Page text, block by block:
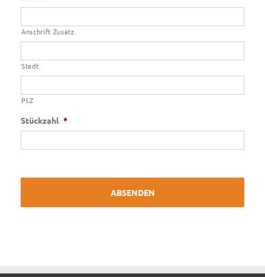
Anschrift Zusatz
Stadt
PLZ
Stückzahl *